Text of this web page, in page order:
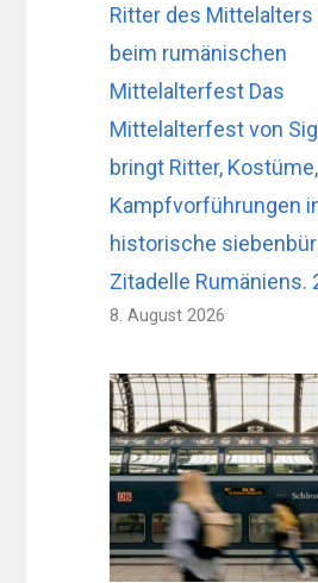
Ritter des
beim rumänischen
Mittelalterfest Das
Mittelalterfest von
bringt Ritter,
Kampfvorführungen
historische
Zitadelle Rumäniens.
8. August 2026